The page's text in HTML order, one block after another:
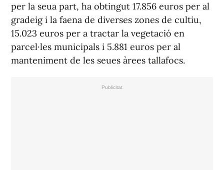
per la seua part, ha obtingut 17.856 euros per al
gradeig i la faena de diverses zones de cultiu,
15.023 euros per a tractar la vegetació en
parcel·les municipals i 5.881 euros per al
manteniment de les seues àrees tallafocs.